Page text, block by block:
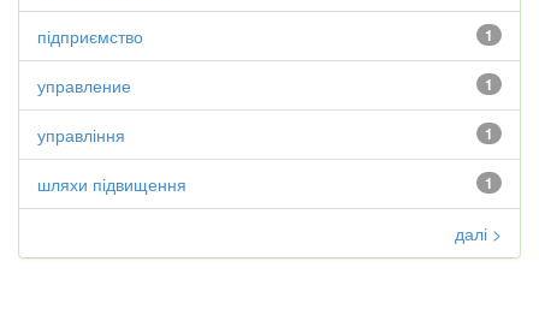
1
підприємство
1
управление
1
управління
1
шляхи підвищення
далі >